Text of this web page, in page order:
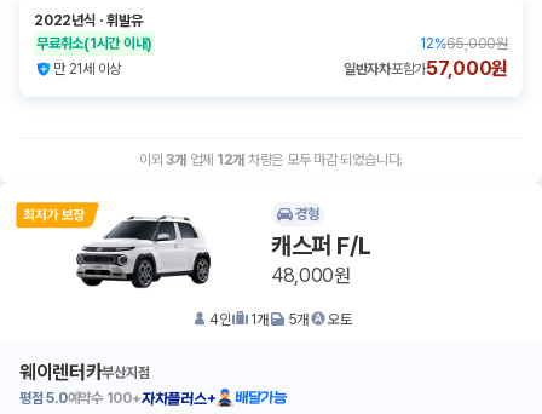
2022년식 ㆍ휘발유
무료취소(1시간 이내) 12%65,000원
만 21세 이상
일반자차포함가57,000원
이외3개 업체 12개 차량은 모두 마감 되었습니다.
경형
캐스퍼 F/L
48,000원
4인 1개 5개 오토
웨이렌터카부산지점
평점 5.0예약수 100+자차플러스+
배달가능